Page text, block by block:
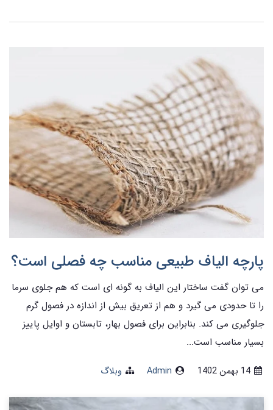
پارچه الیاف طبیعی مناسب چه فصلی است؟
می توان گفت ساختار این الیاف به گونه ای است که هم جلوی سرما
را تا حدودی می گیرد و هم از تعریق بیش از اندازه در فصول گرم
جلوگیری می کند. بنابراین برای فصول بهار، تابستان و اوایل پاییز
بسیار مناسب است...
14 بهمن 1402 Admin وبلاگ